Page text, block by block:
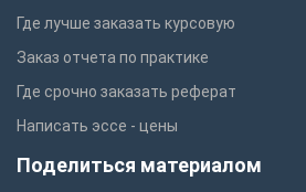
Где лучше заказать курсовую
Заказ отчета по практике
Где срочно заказать реферат
Написать эссе - цены
Поделиться материалом